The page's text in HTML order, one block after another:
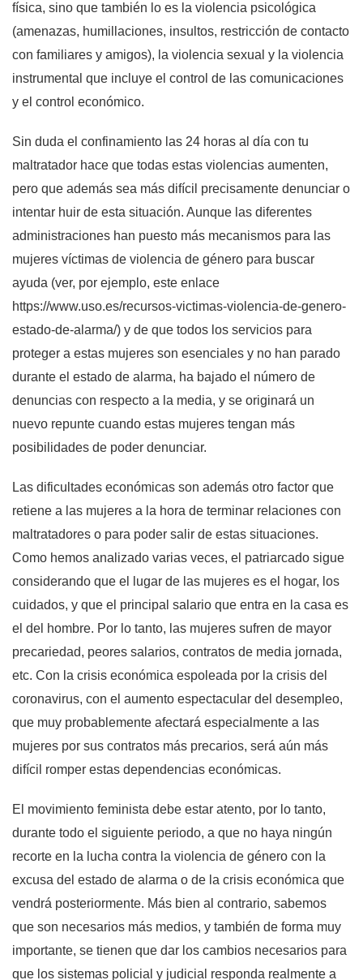
física, sino que también lo es la violencia psicológica
(amenazas, humillaciones, insultos, restricción de contacto
con familiares y amigos), la violencia sexual y la violencia
instrumental que incluye el control de las comunicaciones
y el control económico.
Sin duda el confinamiento las 24 horas al día con tu
maltratador hace que todas estas violencias aumenten,
pero que además sea más difícil precisamente denunciar o
intentar huir de esta situación. Aunque las diferentes
administraciones han puesto más mecanismos para las
mujeres víctimas de violencia de género para buscar
ayuda (ver, por ejemplo, este enlace
https://www.uso.es/recursos-victimas-violencia-de-genero-
estado-de-alarma/) y de que todos los servicios para
proteger a estas mujeres son esenciales y no han parado
durante el estado de alarma, ha bajado el número de
denuncias con respecto a la media, y se originará un
nuevo repunte cuando estas mujeres tengan más
posibilidades de poder denunciar.
Las dificultades económicas son además otro factor que
retiene a las mujeres a la hora de terminar relaciones con
maltratadores o para poder salir de estas situaciones.
Como hemos analizado varias veces, el patriarcado sigue
considerando que el lugar de las mujeres es el hogar, los
cuidados, y que el principal salario que entra en la casa es
el del hombre. Por lo tanto, las mujeres sufren de mayor
precariedad, peores salarios, contratos de media jornada,
etc. Con la crisis económica espoleada por la crisis del
coronavirus, con el aumento espectacular del desempleo,
que muy probablemente afectará especialmente a las
mujeres por sus contratos más precarios, será aún más
difícil romper estas dependencias económicas.
El movimiento feminista debe estar atento, por lo tanto,
durante todo el siguiente periodo, a que no haya ningún
recorte en la lucha contra la violencia de género con la
excusa del estado de alarma o de la crisis económica que
vendrá posteriormente. Más bien al contrario, sabemos
que son necesarios más medios, y también de forma muy
importante, se tienen que dar los cambios necesarios para
que los sistemas policial y judicial responda realmente a